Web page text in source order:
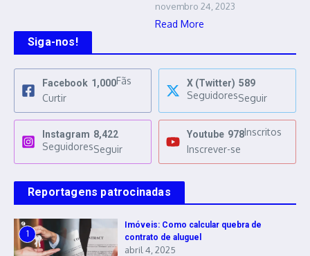
novembro 24, 2023
Read More
Siga-nos!
Facebook 1,000Fãs
Curtir
X (Twitter) 589
SeguidoresSeguir
Instagram 8,422
SeguidoresSeguir
Youtube 978Inscritos
Inscrever-se
Reportagens patrocinadas
1
Imóveis: Como calcular quebra de
contrato de aluguel
abril 4, 2025